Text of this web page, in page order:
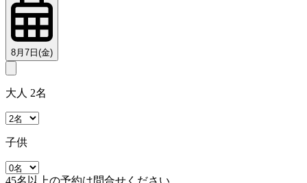
8月7日(金)
大人 2名
子供